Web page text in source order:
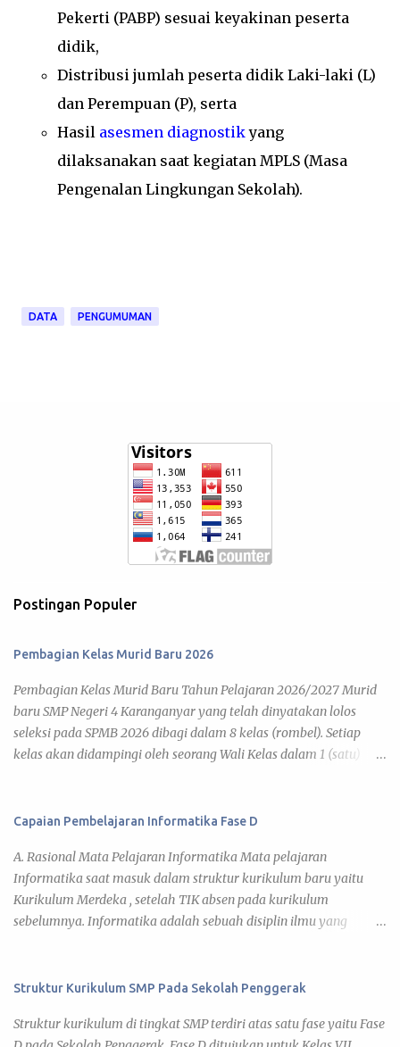
Pekerti (PABP) sesuai keyakinan peserta
didik,
Distribusi jumlah peserta didik Laki-laki (L)
dan Perempuan (P), serta
Hasil asesmen diagnostikyang
dilaksanakan saat kegiatan MPLS (Masa
Pengenalan Lingkungan Sekolah).
DATA PENGUMUMAN
Postingan Populer
Pembagian Kelas Murid Baru 2026
Pembagian Kelas Murid Baru Tahun Pelajaran 2026/2027 Murid
baru SMP Negeri 4 Karanganyar yang telah dinyatakan lolos
seleksi pada SPMB 2026 dibagi dalam 8 kelas (rombel). Setiap
kelas akan didampingi oleh seorang Wali Kelas dalam 1 (satu)
pendidikan tahun pelajaran 2026/2027. Di bawah ini daftar
dapat kamu lihat pada link tiap kelas. 7 A 7 B 7 C 7 D 7 E 7 F 7 G 7
H Daftar Siswa Kelas VII A Wali Kelas : Umi Barokatun, S.Pd. No
Nama Siswa JK 1 ADITYA BISMA MAHARDIKA L 2 ADITYA JOVAN
EGI FAIRUZ L 3 AINA NUN KHOLIFAH P 4 ALFA RIZDIATHA
ARYA DZAKY PRADANA L 9 AUREL NURAZISAH P 10 BRILLIAN
DESWITA...
Capaian Pembelajaran Informatika Fase D
A. Rasional Mata Pelajaran Informatika Mata pelajaran
Informatika saat masuk dalam struktur kurikulum baru yaitu
Kurikulum Merdeka , setelah TIK absen pada kurikulum
sebelumnya. Informatika adalah sebuah disiplin ilmu yang
berkaitan dengan studi, pengembangan, dan implementasi dari
prinsip dasar pengembangan. Peserta didik dapat menciptakan,
Struktur Kurikulum SMP Pada Sekolah Penggerak
Struktur kurikulum di tingkat SMP terdiri atas satu fase yaitu Fase